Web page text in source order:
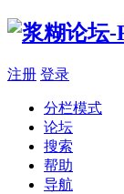
注册 登录
分栏模式
论坛
搜索
帮助
导航